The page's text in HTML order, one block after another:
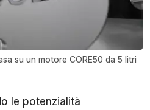
su un motore CORE50 da 5 litri
le potenzialità